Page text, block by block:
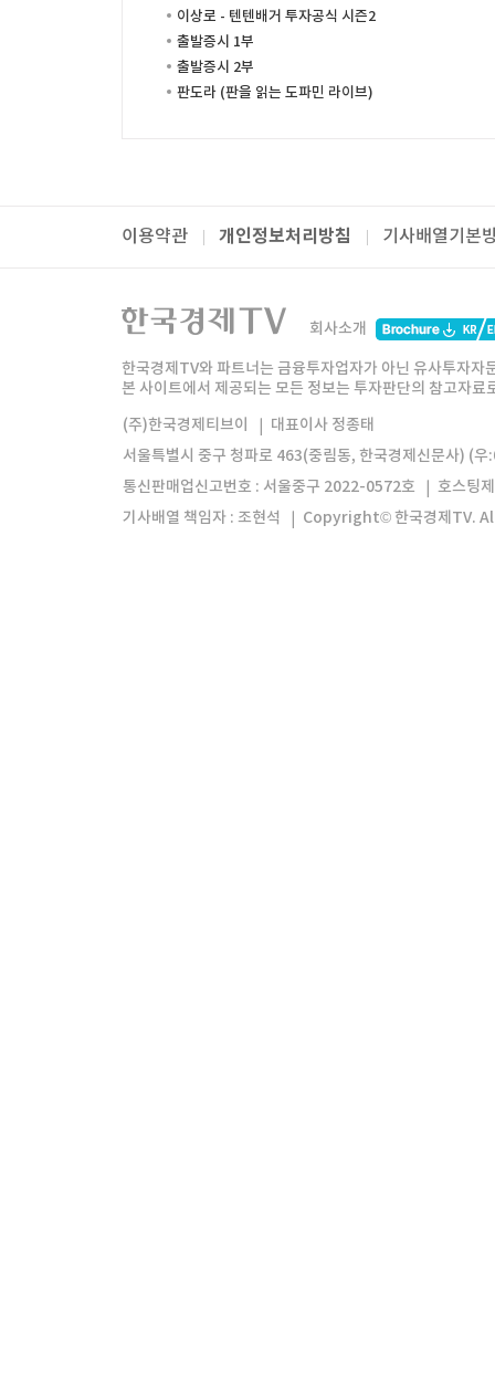
이상로 - 텐텐배거 투자공식 시즌2
출발증시 1부
출발증시 2부
판도라 (판을 읽는 도파민 라이브)
이용약관 개인정보처리방침 기사배열기본
패밀리사이트
한국경제TV
한경미디어그룹 한국경제신문 한국경제
모바일앱 한국경제TV앱
회사소개
한국경제TV와 파트너는 금융투자업자가 아닌 유사투자
본 사이트에서 제공되는 모든 정보는 투자판단의 참고자
(주)한국경제티브이
대표이사 정종태
서울특별시 중구 청파로 463(중림동, 한국경제신문사) (
통신판매업신고번호 : 서울중구 2022-0572호
호스팅
기사배열 책임자 : 조현석
Copyright© 한국경제TV.